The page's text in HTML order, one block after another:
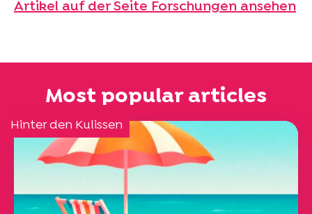
Artikel auf der Seite Forschungen ansehen
Most popular articles
Hinter den Kulissen